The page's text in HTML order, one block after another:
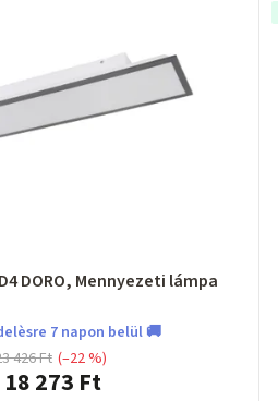
DORO, Mennyezeti lámpa
7 napon belül 🚚
18 273 Ft
426 Ft (–22 %)